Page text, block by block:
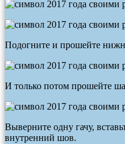
Подогните и прошейте
И только потом прошейте
Выверните одну гачу,
внутренний шов.